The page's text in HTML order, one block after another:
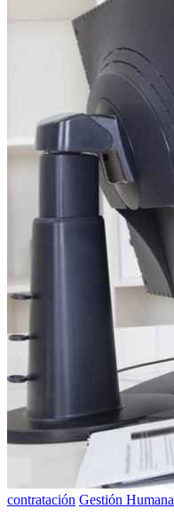
contratación Gestión Humana